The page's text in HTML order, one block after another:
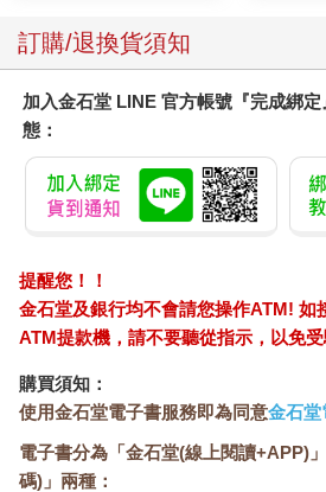
訂購/退換貨須知
加入金石堂 LINE 官方帳號『完成綁
態：
提醒您！！
金石堂及銀行均不會請您操作ATM! 如
ATM提款機，請不要聽從指示，以免受
購買須知：
使用金石堂電子書服務即為同意金石堂
電子書分為「金石堂(線上閱讀+APP)
碼)」兩種：